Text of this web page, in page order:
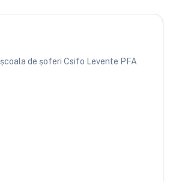
de șoferi Csifo Levente PFA